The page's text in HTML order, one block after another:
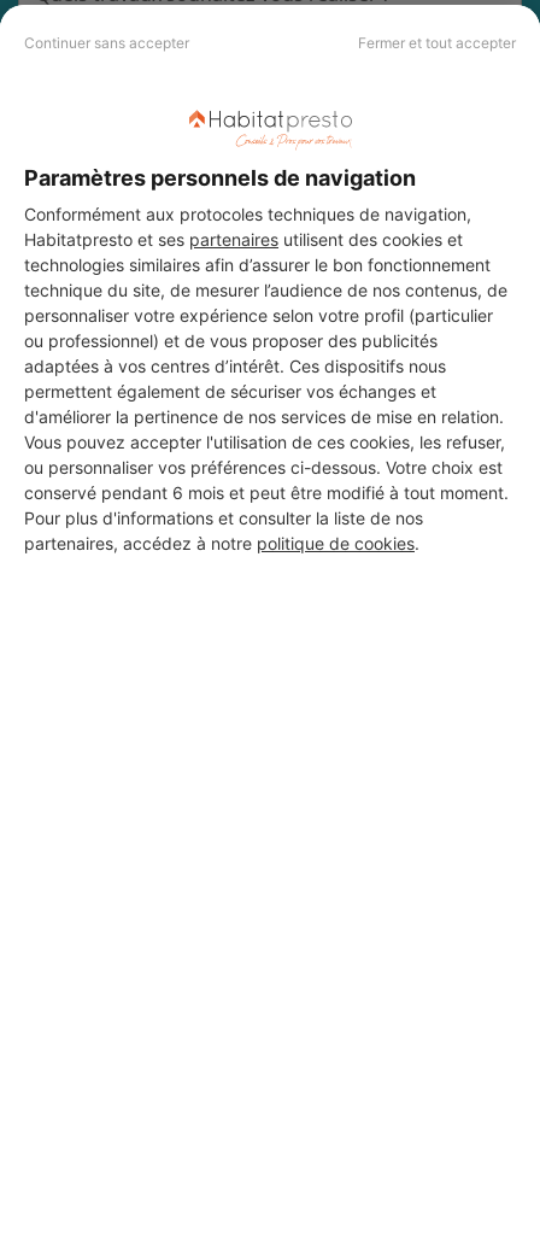
Continuer sans accepter Fermer et tout accepter
Paramètres personnels de navigation
Conformément aux protocoles techniques de navigation,
Habitatpresto et ses partenaires utilisent des cookies et
technologies similaires afin d’assurer le bon fonctionnement
technique du site, de mesurer l’audience de nos contenus, de
personnaliser votre expérience selon votre profil (particulier
ou professionnel) et de vous proposer des publicités
adaptées à vos centres d’intérêt. Ces dispositifs nous
permettent également de sécuriser vos échanges et
d'améliorer la pertinence de nos services de mise en relation.
Vous pouvez accepter l'utilisation de ces cookies, les refuser,
ou personnaliser vos préférences ci-dessous. Votre choix est
conservé pendant 6 mois et peut être modifié à tout moment.
Pour plus d'informations et consulter la liste de nos
partenaires, accédez à notre politique de cookies.
DEMANDER UN DEVIS
Aucun autre professionnel disponible dans cette zone